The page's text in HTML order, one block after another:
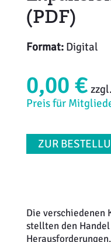
(PDF)
Format:Digital
0,00 €
Preis für
ZUR
Die verschiedenen
stellten den